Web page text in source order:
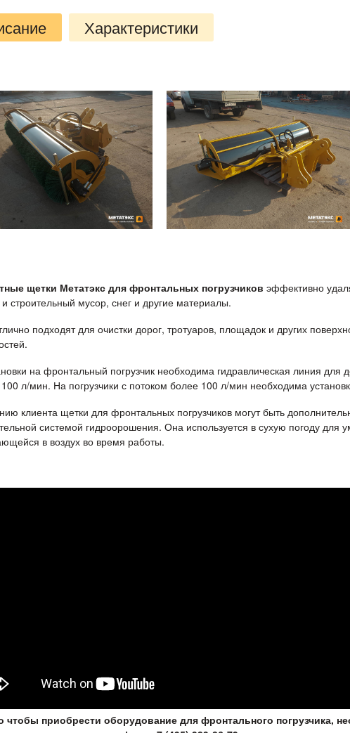
Характеристики
щетки Метатэкс для фронтальных погрузчиков эффективно
строительный мусор, снег и другие материалы.
подходят для очистки дорог, тротуаров, площадок и других
на фронтальный погрузчик необходима гидравлическая линия
л/мин. На погрузчики с потоком более 100 л/мин необходима
клиента щетки для фронтальных погрузчиков могут быть
системой гидроорошения. Она используется в сухую погоду для
в воздух во время работы.
чтобы приобрести оборудование для фронтального погрузчика,